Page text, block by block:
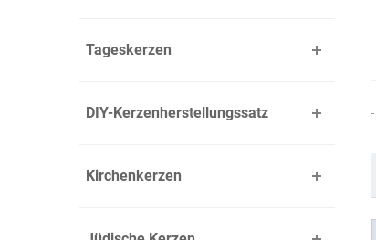
Tageskerzen
DIY-Kerzenherstellungssatz
Kirchenkerzen